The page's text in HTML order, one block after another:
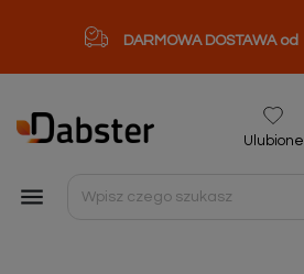
DARMOWA DOSTAWA od

Ulubione